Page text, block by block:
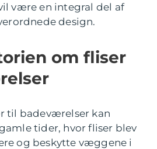
være en integral del af
design.
om fliser
til badeværelser kan
tider, hvor fliser blev
og beskytte væggene i